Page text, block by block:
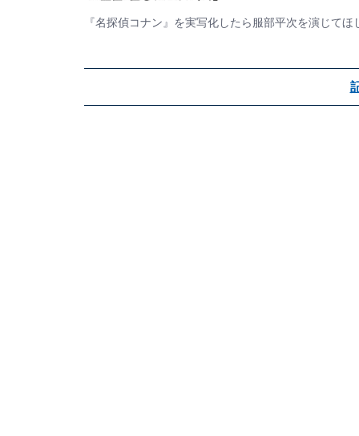
『名探偵コナン』を実写化したら服部平次を演じて